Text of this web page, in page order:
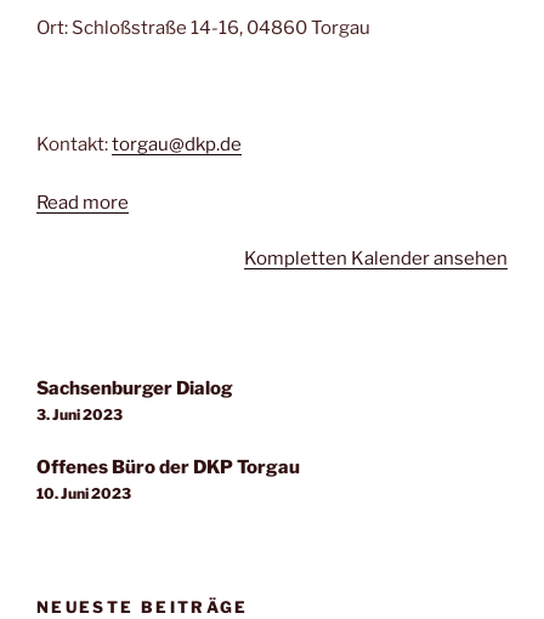
Ort: Schloßstraße 14-16, 04860 Torgau
Kontakt:torgau@dkp.de
Read more
Kompletten Kalender ansehen
Sachsenburger Dialog
3. Juni 2023
Offenes Büro der DKP Torgau
10. Juni 2023
NEUESTE BEITRÄGE